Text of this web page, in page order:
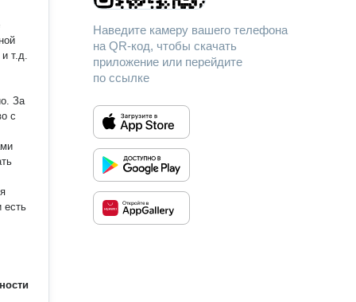
т.д.
с
Наведите камеру вашего телефона
на QR-код, чтобы скачать
приложение или перейдите
по ссылке